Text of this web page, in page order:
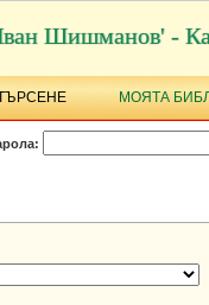
Шишманов' -
МОЯТА